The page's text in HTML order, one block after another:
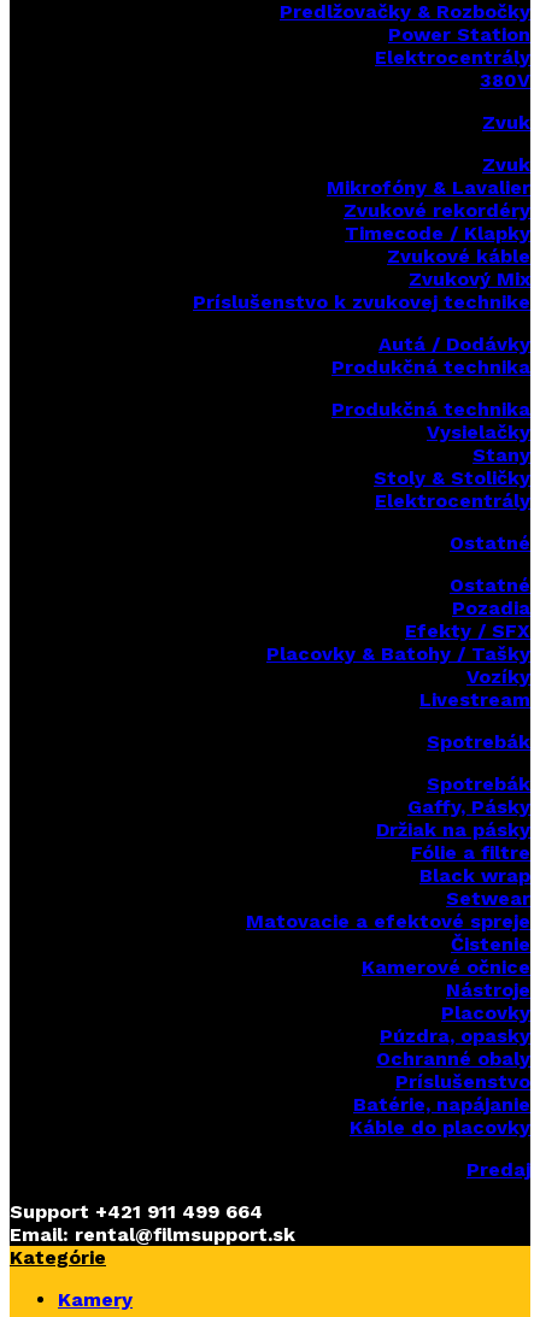
Predlžovačky & Rozbočky
Power Station
Elektrocentrály
380V
Zvuk
Zvuk
Mikrofóny & Lavalier
Zvukové rekordéry
Timecode / Klapky
Zvukové káble
Zvukový Mix
Príslušenstvo k zvukovej technike
Autá / Dodávky
Produkčná technika
Produkčná technika
Vysielačky
Stany
Stoly & Stoličky
Elektrocentrály
Ostatné
Ostatné
Pozadia
Efekty / SFX
Placovky & Batohy / Tašky
Vozíky
Livestream
Spotrebák
Spotrebák
Gaffy, Pásky
Držiak na pásky
Fólie a filtre
Black wrap
Setwear
Matovacie a efektové spreje
Čistenie
Kamerové očnice
Nástroje
Placovky
Púzdra, opasky
Ochranné obaly
Príslušenstvo
Batérie, napájanie
Káble do placovky
Predaj
Support +421 911 499 664
Email: rental@filmsupport.sk
Kategórie
Kamery